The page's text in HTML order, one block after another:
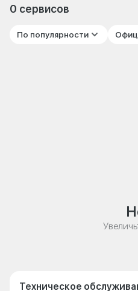
0 сервисов
По популярности
Техническое